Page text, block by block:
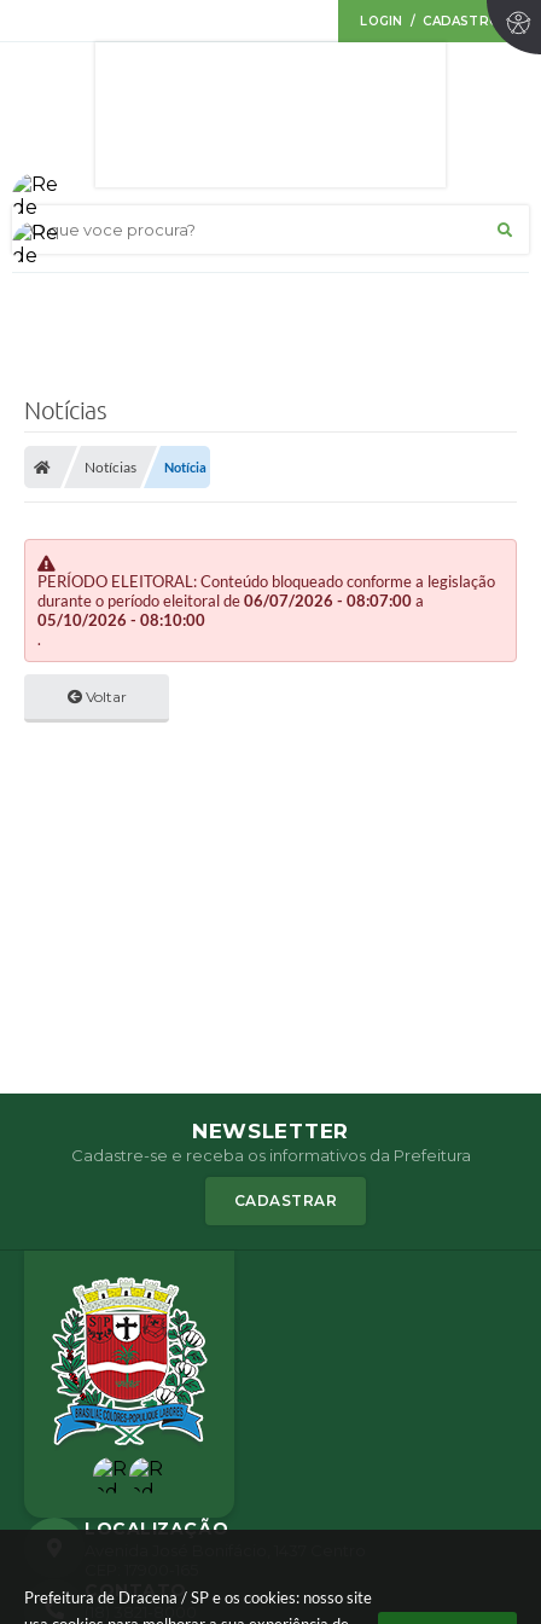
Prefeitura de Dracena / SP e os cookies: nosso site
LOGIN / CADASTRO
O que voce procura?
Notícias
Notícias Notícia
PERÍODO ELEITORAL: Conteúdo bloqueado conforme a legislação
durante o período eleitoral de06/07/2026 - 08:07:00a
05/10/2026 - 08:10:00
.
Voltar
NEWSLETTER
Cadastre-se e receba os informativos da Prefeitura
CADASTRAR
LOCALIZAÇÃO
CONTATO